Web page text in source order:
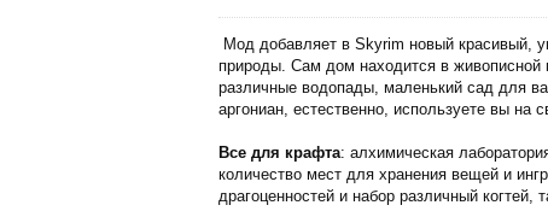
Мод добавляет в Skyrim новый красивый,
природы. Сам дом находится в живописной
различные водопады, маленький сад для
аргониан, естественно, используете вы на
Все для крафта: алхимическая
количество мест для хранения вещей и
драгоценностей и набор различный